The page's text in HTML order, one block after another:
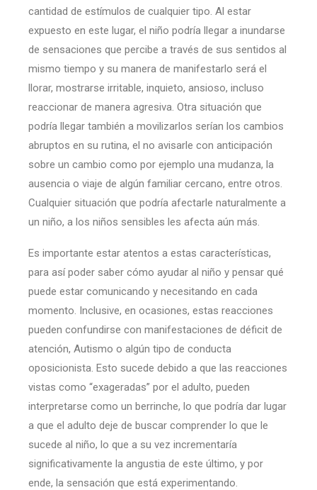
cantidad de estímulos de cualquier tipo. Al estar
expuesto en este lugar, el niño podría llegar a inundarse
de sensaciones que percibe a través de sus sentidos al
mismo tiempo y su manera de manifestarlo será el
llorar, mostrarse irritable, inquieto, ansioso, incluso
reaccionar de manera agresiva. Otra situación que
podría llegar también a movilizarlos serían los cambios
abruptos en su rutina, el no avisarle con anticipación
sobre un cambio como por ejemplo una mudanza, la
ausencia o viaje de algún familiar cercano, entre otros.
Cualquier situación que podría afectarle naturalmente a
un niño, a los niños sensibles les afecta aún más.
Es importante estar atentos a estas características,
para así poder saber cómo ayudar al niño y pensar qué
puede estar comunicando y necesitando en cada
momento. Inclusive, en ocasiones, estas reacciones
pueden confundirse con manifestaciones de déficit de
atención, Autismo o algún tipo de conducta
oposicionista. Esto sucede debido a que las reacciones
vistas como “exageradas” por el adulto, pueden
interpretarse como un berrinche, lo que podría dar lugar
a que el adulto deje de buscar comprender lo que le
sucede al niño, lo que a su vez incrementaría
significativamente la angustia de este último, y por
ende, la sensación que está experimentando.